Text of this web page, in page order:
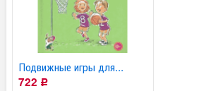
Подвижные игры для...
722 Р